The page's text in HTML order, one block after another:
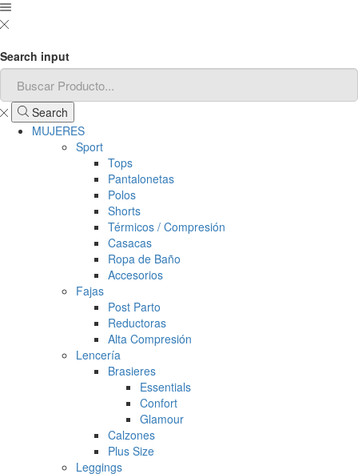
Search input
Search
MUJERES
Sport
Tops
Pantalonetas
Polos
Shorts
Térmicos / Compresión
Casacas
Ropa de Baño
Accesorios
Fajas
Post Parto
Reductoras
Alta Compresión
Lencería
Brasieres
Essentials
Confort
Glamour
Calzones
Plus Size
Leggings